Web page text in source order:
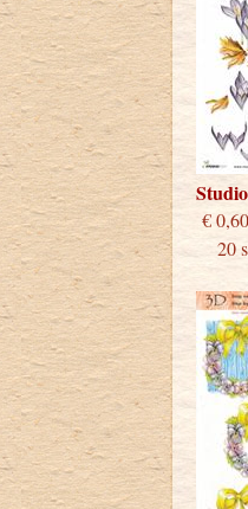
20